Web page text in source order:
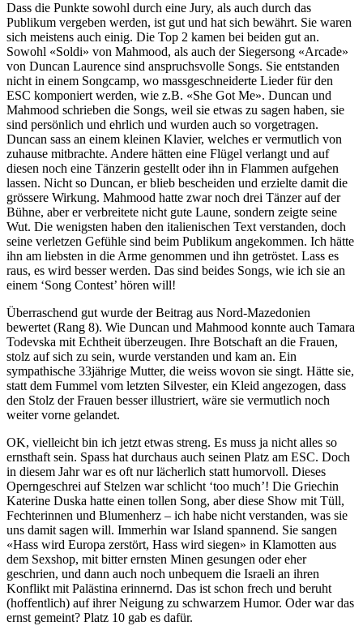
Dass die Punkte sowohl durch eine Jury, als auch durch das
Publikum vergeben werden, ist gut und hat sich bewährt. Sie waren
sich meistens auch einig. Die Top 2 kamen bei beiden gut an.
Sowohl «Soldi» von Mahmood, als auch der Siegersong «Arcade»
von Duncan Laurence sind anspruchsvolle Songs. Sie entstanden
nicht in einem Songcamp, wo massgeschneiderte Lieder für den
ESC komponiert werden, wie z.B. «She Got Me». Duncan und
Mahmood schrieben die Songs, weil sie etwas zu sagen haben, sie
sind persönlich und ehrlich und wurden auch so vorgetragen.
Duncan sass an einem kleinen Klavier, welches er vermutlich von
zuhause mitbrachte. Andere hätten eine Flügel verlangt und auf
diesen noch eine Tänzerin gestellt oder ihn in Flammen aufgehen
lassen. Nicht so Duncan, er blieb bescheiden und erzielte damit die
grössere Wirkung. Mahmood hatte zwar noch drei Tänzer auf der
Bühne, aber er verbreitete nicht gute Laune, sondern zeigte seine
Wut. Die wenigsten haben den italienischen Text verstanden, doch
seine verletzen Gefühle sind beim Publikum angekommen. Ich hätte
ihn am liebsten in die Arme genommen und ihn getröstet. Lass es
raus, es wird besser werden. Das sind beides Songs, wie ich sie an
einem ‘Song Contest’ hören will!
Überraschend gut wurde der Beitrag aus Nord-Mazedonien
bewertet (Rang 8). Wie Duncan und Mahmood konnte auch Tamara
Todevska mit Echtheit überzeugen. Ihre Botschaft an die Frauen,
stolz auf sich zu sein, wurde verstanden und kam an. Ein
sympathische 33jährige Mutter, die weiss wovon sie singt. Hätte sie,
statt dem Fummel vom letzten Silvester, ein Kleid angezogen, dass
den Stolz der Frauen besser illustriert, wäre sie vermutlich noch
weiter vorne gelandet.
OK, vielleicht bin ich jetzt etwas streng. Es muss ja nicht alles so
ernsthaft sein. Spass hat durchaus auch seinen Platz am ESC. Doch
in diesem Jahr war es oft nur lächerlich statt humorvoll. Dieses
Operngeschrei auf Stelzen war schlicht ‘too much’! Die Griechin
Katerine Duska hatte einen tollen Song, aber diese Show mit Tüll,
Fechterinnen und Blumenherz – ich habe nicht verstanden, was sie
uns damit sagen will. Immerhin war Island spannend. Sie sangen
«Hass wird Europa zerstört, Hass wird siegen» in Klamotten aus
dem Sexshop, mit bitter ernsten Minen gesungen oder eher
geschrien, und dann auch noch unbequem die Israeli an ihren
Konflikt mit Palästina erinnernd. Das ist schon frech und beruht
(hoffentlich) auf ihrer Neigung zu schwarzem Humor. Oder war das
ernst gemeint? Platz 10 gab es dafür.